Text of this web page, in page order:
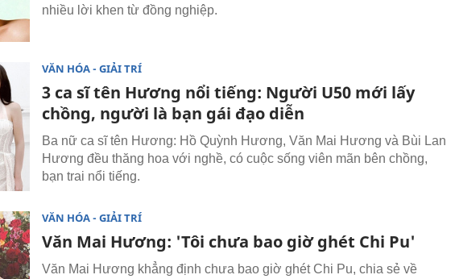
nhiều lời khen từ đồng nghiệp.
VĂN HÓA - GIẢI TRÍ
3 ca sĩ tên Hương nổi tiếng: Người U50 mới lấy
chồng, người là bạn gái đạo diễn
Ba nữ ca sĩ tên Hương: Hồ Quỳnh Hương, Văn Mai Hương và Bùi Lan
Hương đều thăng hoa với nghề, có cuộc sống viên mãn bên chồng,
bạn trai nổi tiếng.
VĂN HÓA - GIẢI TRÍ
Văn Mai Hương: 'Tôi chưa bao giờ ghét Chi Pu'
Văn Mai Hương khẳng định chưa bao giờ ghét Chi Pu, chia sẻ về